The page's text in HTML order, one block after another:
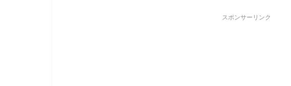
スポンサーリンク